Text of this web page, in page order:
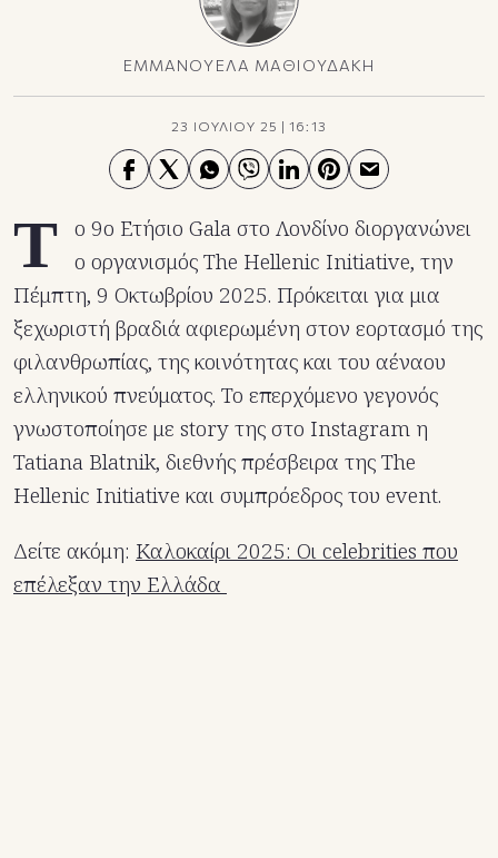
ΕΜΜΑΝΟΥΕΛΑ ΜΑΘΙΟΥΔΑΚΗ
23 ΙΟΥΛΙΟΥ 25 |16:13
Τ ο 9ο Ετήσιο Gala στο Λονδίνο διοργανώνει
ο οργανισμός The Hellenic Initiative, την
Πέμπτη, 9 Οκτωβρίου 2025. Πρόκειται για μια
ξεχωριστή βραδιά αφιερωμένη στον εορτασμό της
φιλανθρωπίας, της κοινότητας και του αέναου
ελληνικού πνεύματος. Το επερχόμενο γεγονός
γνωστοποίησε με story της στο Instagram η
Tatiana Blatnik, διεθνής πρέσβειρα της The
Hellenic Initiative και συμπρόεδρος του event.
Δείτε ακόμη: Kαλοκαίρι 2025: Οι celebrities που
επέλεξαν την Ελλάδα